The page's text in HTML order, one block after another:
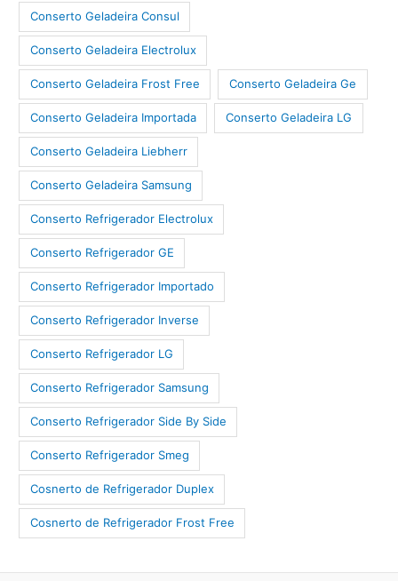
Conserto Geladeira Consul
Conserto Geladeira Electrolux
Conserto Geladeira Frost Free Conserto Geladeira Ge
Conserto Geladeira Importada Conserto Geladeira LG
Conserto Geladeira Liebherr
Conserto Geladeira Samsung
Conserto Refrigerador Electrolux
Conserto Refrigerador GE
Conserto Refrigerador Importado
Conserto Refrigerador Inverse
Conserto Refrigerador LG
Conserto Refrigerador Samsung
Conserto Refrigerador Side By Side
Conserto Refrigerador Smeg
Cosnerto de Refrigerador Duplex
Cosnerto de Refrigerador Frost Free